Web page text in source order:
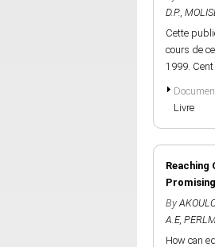
D.P.,
Cette
cours de
1999. Cent
Livre
By
A.E,
How can